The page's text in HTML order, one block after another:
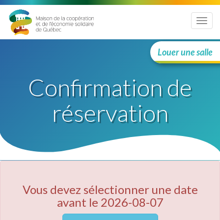
Menu
Louer une salle
Confirmation de
réservation
Vous devez sélectionner une date
avant le 2026-08-07